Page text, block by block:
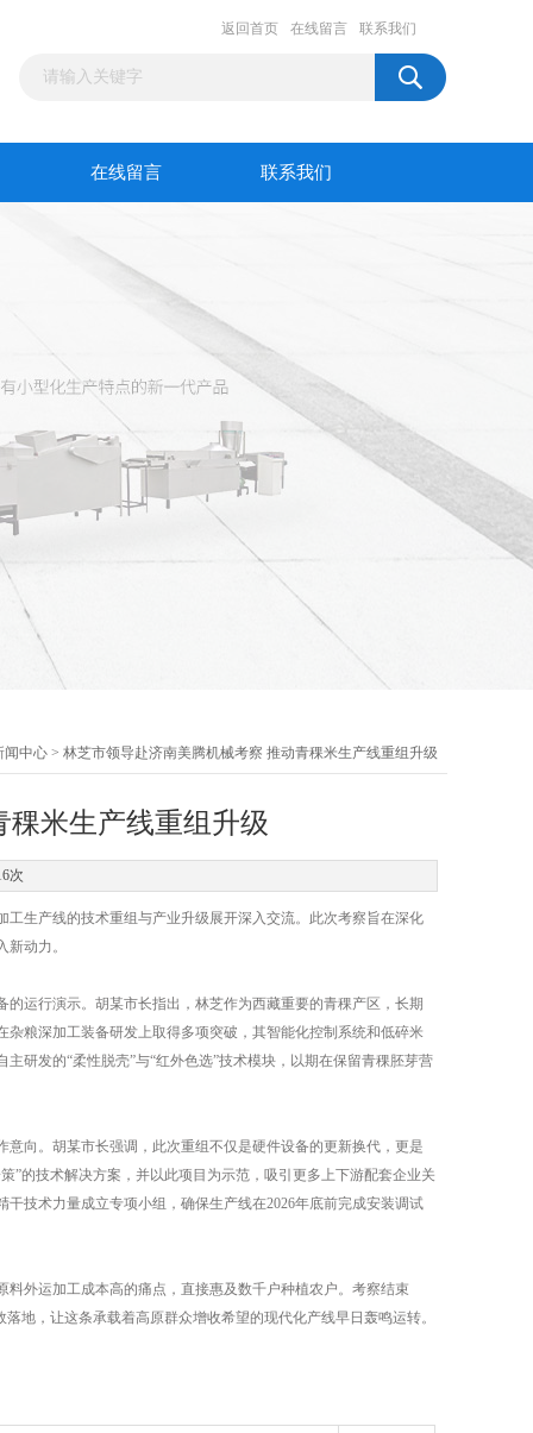
返回首页 在线留言 联系我们
在线留言 联系我们
闻中心 > 林芝市领导赴济南美腾机械考察 推动青稞米生产线重组升级
米生产线重组升级
次
生产线的技术重组与产业升级展开深入交流。此次考察旨在深化
动力。
运行演示。胡某市长指出，林芝作为西藏重要的青稞产区，长期
粮深加工装备研发上取得多项突破，其智能化控制系统和低碎米
研发的“柔性脱壳”与“红外色选”技术模块，以期在保留青稞胚芽营
向。胡某市长强调，此次重组不仅是硬件设备的更新换代，更是
”的技术解决方案，并以此项目为示范，吸引更多上下游配套企业关
技术力量成立专项小组，确保生产线在2026年底前完成安装调试
外运加工成本高的痛点，直接惠及数千户种植农户。考察结束
地，让这条承载着高原群众增收希望的现代化产线早日轰鸣运转。